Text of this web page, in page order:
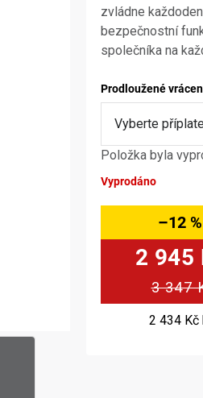
zvládne
bezpečnostní
společníka na
Prodloužené
Položka byla
Vyprodáno
3 347
–12 %
2 945
2 434 Kč